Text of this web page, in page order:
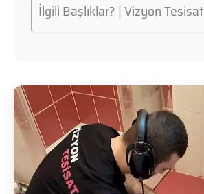
İlgili Başlıklar? | Vizyon Tesisat